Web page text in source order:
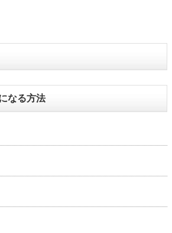
なる方法